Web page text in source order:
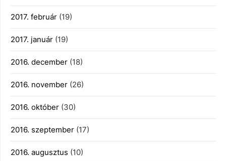
2017. február (19)
2017. január (19)
2016. december (18)
2016. november (26)
2016. október (30)
2016. szeptember (17)
2016. augusztus (10)